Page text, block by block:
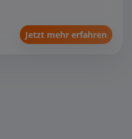
Jetzt mehr erfahren